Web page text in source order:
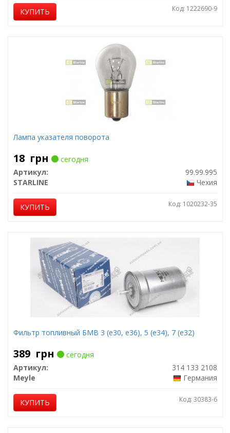
КУПИТЬ Код: 1222690-9
Лампа указателя поворота
18 грн
сегодня
Артикул:
99.99.995
STARLINE
Чехия
КУПИТЬ Код: 1020232-35
Фильтр топливный БМВ 3 (е30, е36), 5 (е34), 7 (е32)
389 грн
сегодня
Артикул:
314 133 2108
Meyle
Германия
КУПИТЬ Код: 30383-6